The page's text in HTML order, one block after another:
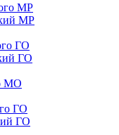
МР
МР
ГО
ГО
МО
ГО
ГО